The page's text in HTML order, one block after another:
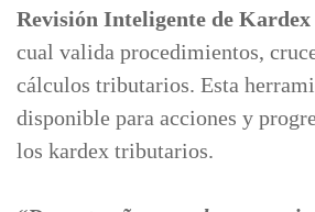
Revisión Inteligente de Kardex
cual valida procedimientos,
cálculos tributarios. Esta
disponible para acciones y
los kardex tributarios.